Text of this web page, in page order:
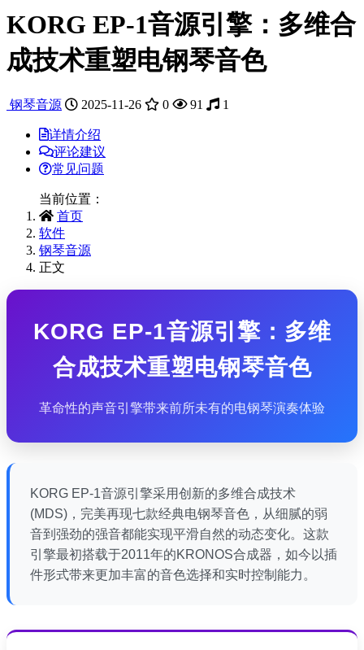
KORG EP-1音源引擎：多维合
成技术重塑电钢琴音色
钢琴音源 2025-11-26 0 91 1
详情介绍
评论建议
常见问题
当前位置：
首页
软件
钢琴音源
正文
KORG EP-1音源引擎：多维
合成技术重塑电钢琴音色
革命性的声音引擎带来前所未有的电钢琴演奏体验
KORG EP-1音源引擎采用创新的多维合成技术
(MDS)，完美再现七款经典电钢琴音色，从细腻的弱
音到强劲的强音都能实现平滑自然的动态变化。这款
引擎最初搭载于2011年的KRONOS合成器，如今以插
件形式带来更加丰富的音色选择和实时控制能力。